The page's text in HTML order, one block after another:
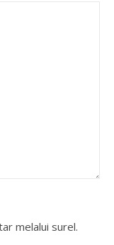
melalui surel.